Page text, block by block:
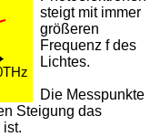
steigt mit immer
größeren
Frequenz f des
Lichtes.
Die Messpunkte
Steigung das
ist.